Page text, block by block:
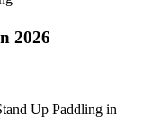
2026
Up Paddling in